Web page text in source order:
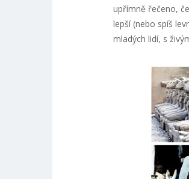
upřímně řečeno,
lepší (nebo spíš
mladých lidí, s